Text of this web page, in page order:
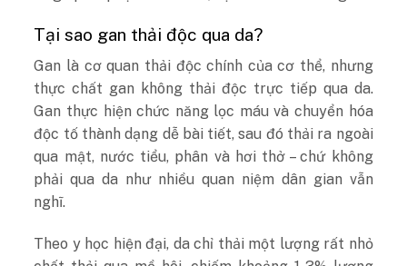
Tại sao gan thải độc qua da?
Gan là cơ quan thải độc chính của cơ thể, nhưng
thực chất gan không thải độc trực tiếp qua da.
Gan thực hiện chức năng lọc máu và chuyển hóa
độc tố thành dạng dễ bài tiết, sau đó thải ra ngoài
qua mật, nước tiểu, phân và hơi thở – chứ không
phải qua da như nhiều quan niệm dân gian vẫn
nghĩ.
Theo y học hiện đại, da chỉ thải một lượng rất nhỏ